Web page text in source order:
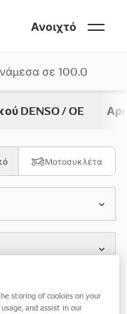
Ανοιχτό
DENSO / OE
Μοτοσυκλέτα
storing of cookies on your
and assist in our